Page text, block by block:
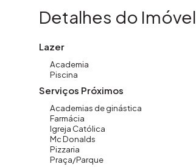
Detalhes do Imóvel
Lazer
Academia
Piscina
Serviços Próximos
Academias de ginástica
Farmácia
Igreja Católica
Mc Donalds
Pizzaria
Praça/Parque